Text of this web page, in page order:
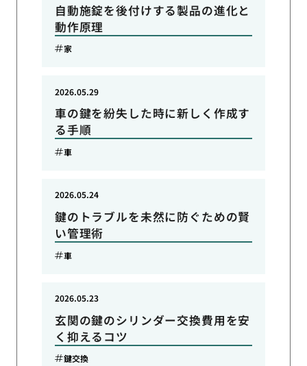
自動施錠を後付けする製品の進化と
動作原理
家
車の鍵を紛失した時に新しく作成す
る手順
2026.05.29
車
鍵のトラブルを未然に防ぐための賢
い管理術
2026.05.24
車
玄関の鍵のシリンダー交換費用を安
く抑えるコツ
2026.05.23
鍵交換